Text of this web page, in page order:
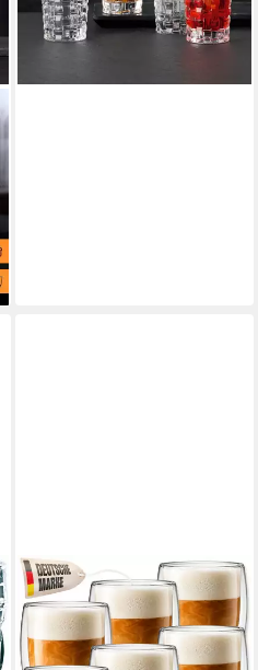
lieferbar - in 3-4 Werktagen bei dir